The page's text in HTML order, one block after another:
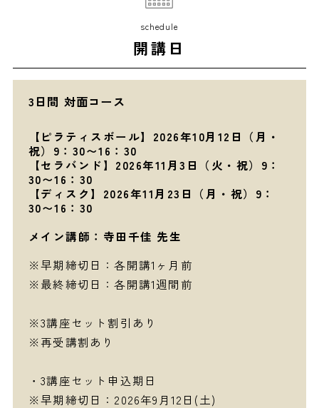
schedule
開講日
3日間 対面コース
【ピラティスボール】2026年10月12日（月・
祝）9：30〜16：30
【セラバンド】2026年11月3日（火・祝）9：
30〜16：30
【ディスク】2026年11月23日（月・祝）9：
30〜16：30
メイン講師：寺田千佳 先生
※早期締切日：各開講1ヶ月前
※最終締切日：各開講1週間前
※3講座セット割引あり
※再受講割あり
・3講座セット申込期日
※早期締切日：2026年9月12日(土)